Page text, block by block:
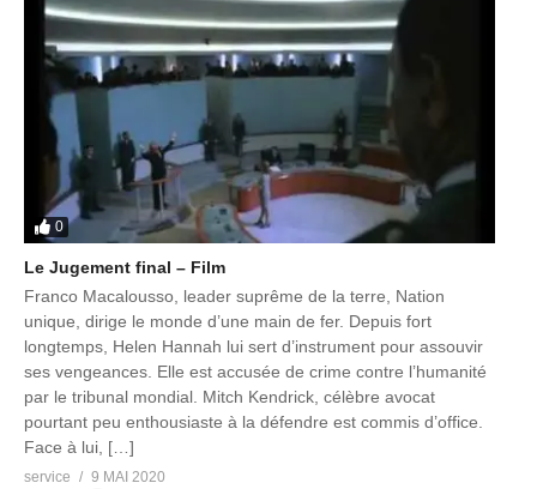
0
Le Jugement final – Film
Franco Macalousso, leader suprême de la terre, Nation
unique, dirige le monde d’une main de fer. Depuis fort
longtemps, Helen Hannah lui sert d’instrument pour assouvir
ses vengeances. Elle est accusée de crime contre l’humanité
par le tribunal mondial. Mitch Kendrick, célèbre avocat
pourtant peu enthousiaste à la défendre est commis d’office.
Face à lui, […]
service
9 MAI 2020